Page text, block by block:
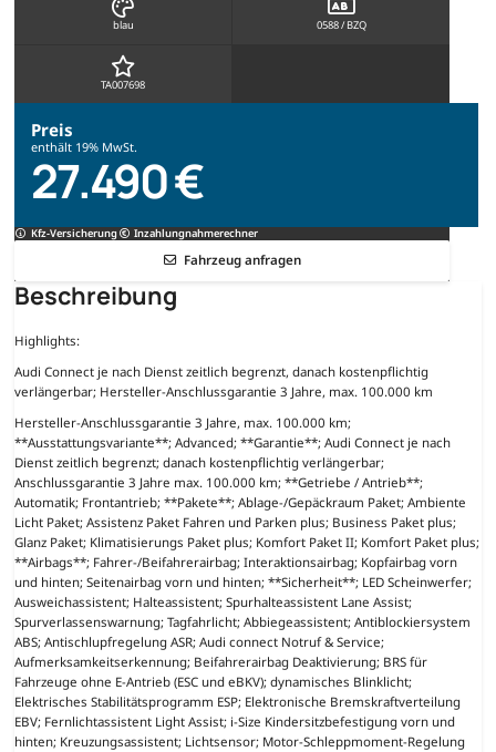
blau 0588 / BZQ
TA007698
Preis
enthält 19% MwSt.
27.490 €
Kfz-Versicherung Inzahlungnahmerechner
Fahrzeug anfragen
Beschreibung
Highlights:
Audi Connect je nach Dienst zeitlich begrenzt, danach kostenpflichtig
verlängerbar; Hersteller-Anschlussgarantie 3 Jahre, max. 100.000 km
Hersteller-Anschlussgarantie 3 Jahre, max. 100.000 km;
**Ausstattungsvariante**; Advanced; **Garantie**; Audi Connect je nach
Dienst zeitlich begrenzt; danach kostenpflichtig verlängerbar;
Anschlussgarantie 3 Jahre max. 100.000 km; **Getriebe / Antrieb**;
Automatik; Frontantrieb; **Pakete**; Ablage-/Gepäckraum Paket; Ambiente
Licht Paket; Assistenz Paket Fahren und Parken plus; Business Paket plus;
Glanz Paket; Klimatisierungs Paket plus; Komfort Paket II; Komfort Paket plus;
**Airbags**; Fahrer-/Beifahrerairbag; Interaktionsairbag; Kopfairbag vorn
und hinten; Seitenairbag vorn und hinten; **Sicherheit**; LED Scheinwerfer;
Ausweichassistent; Halteassistent; Spurhalteassistent Lane Assist;
Spurverlassenswarnung; Tagfahrlicht; Abbiegeassistent; Antiblockiersystem
ABS; Antischlupfregelung ASR; Audi connect Notruf & Service;
Aufmerksamkeitserkennung; Beifahrerairbag Deaktivierung; BRS für
Fahrzeuge ohne E-Antrieb (ESC und eBKV); dynamisches Blinklicht;
Elektrisches Stabilitätsprogramm ESP; Elektronische Bremskraftverteilung
EBV; Fernlichtassistent Light Assist; i-Size Kindersitzbefestigung vorn und
hinten; Kreuzungsassistent; Lichtsensor; Motor-Schleppmoment-Regelung